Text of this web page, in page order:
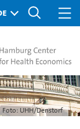
Foto: UHH/Denstorf